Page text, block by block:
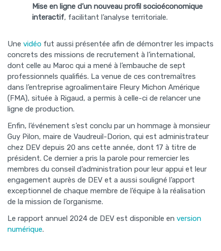
Mise en ligne d’un nouveau profil socioéconomique
interactif, facilitant l’analyse territoriale.
Une vidéo fut aussi présentée afin de démontrer les impacts
concrets des missions de recrutement à l’international,
dont celle au Maroc qui a mené à l’embauche de sept
professionnels qualifiés. La venue de ces contremaîtres
dans l’entreprise agroalimentaire Fleury Michon Amérique
(FMA), située à Rigaud, a permis à celle-ci de relancer une
ligne de production.
Enfin, l’événement s’est conclu par un hommage à monsieur
Guy Pilon, maire de Vaudreuil-Dorion, qui est administrateur
chez DEV depuis 20 ans cette année, dont 17 à titre de
président. Ce dernier a pris la parole pour remercier les
membres du conseil d’administration pour leur appui et leur
engagement auprès de DEV et a aussi souligné l’apport
exceptionnel de chaque membre de l’équipe à la réalisation
de la mission de l’organisme.
Le rapport annuel 2024 de DEV est disponible en version
numérique.